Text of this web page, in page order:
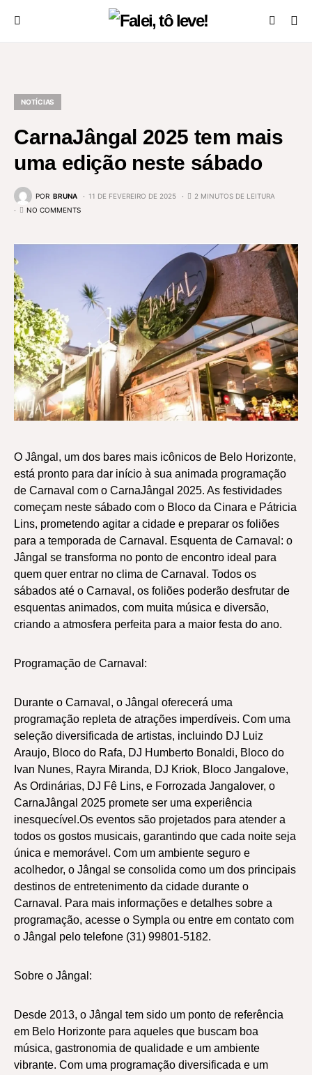
NOTÍCIAS
CarnaJângal 2025 tem mais
uma edição neste sábado
POR BRUNA 11 DE FEVEREIRO DE 2025
2 MINUTOS DE LEITURA
NO COMMENTS
O Jângal, um dos bares mais icônicos de Belo Horizonte,
está pronto para dar início à sua animada programação
de Carnaval com o CarnaJângal 2025. As festividades
começam neste sábado com o Bloco da Cinara e Pátricia
Lins, prometendo agitar a cidade e preparar os foliões
para a temporada de Carnaval. Esquenta de Carnaval: o
Jângal se transforma no ponto de encontro ideal para
quem quer entrar no clima de Carnaval. Todos os
sábados até o Carnaval, os foliões poderão desfrutar de
esquentas animados, com muita música e diversão,
criando a atmosfera perfeita para a maior festa do ano.
Programação de Carnaval:
Durante o Carnaval, o Jângal oferecerá uma
programação repleta de atrações imperdíveis. Com uma
seleção diversificada de artistas, incluindo DJ Luiz
Araujo, Bloco do Rafa, DJ Humberto Bonaldi, Bloco do
Ivan Nunes, Rayra Miranda, DJ Kriok, Bloco Jangalove,
As Ordinárias, DJ Fê Lins, e Forrozada Jangalover, o
CarnaJângal 2025 promete ser uma experiência
inesquecível.Os eventos são projetados para atender a
todos os gostos musicais, garantindo que cada noite seja
única e memorável. Com um ambiente seguro e
acolhedor, o Jângal se consolida como um dos principais
destinos de entretenimento da cidade durante o
Carnaval. Para mais informações e detalhes sobre a
programação, acesse o Sympla ou entre em contato com
o Jângal pelo telefone (31) 99801-5182.
Sobre o Jângal:
Desde 2013, o Jângal tem sido um ponto de referência
em Belo Horizonte para aqueles que buscam boa
música, gastronomia de qualidade e um ambiente
vibrante. Com uma programação diversificada e um